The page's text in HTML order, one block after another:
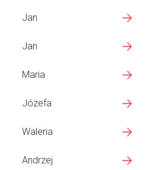
Jan
Jan
Maria
Józefa
Waleria
Andrzej